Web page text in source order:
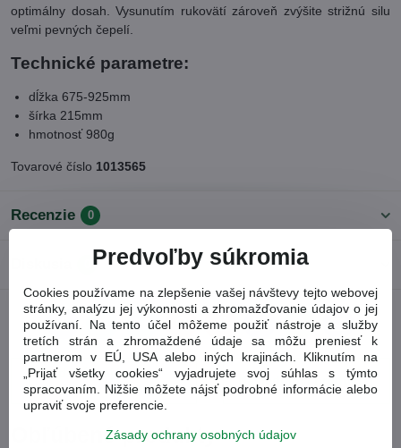
optimálny dosah. Vysunutím rukovätí zároveň zvýšite strižnú silu
veľmi pevných čepelí.
Technické parametre:
dĺžka 675-925mm
šírka 215mm
hmotnosť 980g
Tovarové číslo 1013565
Recenzie 0
FacebookTwitterBlueskyPinterestRedditLinkedInWhatsApp
E-
mail
Predchádzajúci
produkt
Nasledujúci produkt
Obľúbené produkty
Predvoľby súkromia
Cookies používame na zlepšenie vašej návštevy tejto webovej
stránky, analýzu jej výkonnosti a zhromažďovanie údajov o jej
používaní. Na tento účel môžeme použiť nástroje a služby
tretích strán a zhromaždené údaje sa môžu preniesť k
partnerom v EÚ, USA alebo iných krajinách. Kliknutím na
„Prijať všetky cookies“ vyjadrujete svoj súhlas s týmto
spracovaním. Nižšie môžete nájsť podrobné informácie alebo
upraviť svoje preferencie.
Zásady ochrany osobných údajov